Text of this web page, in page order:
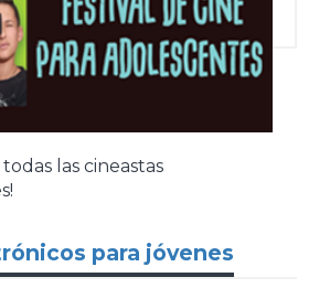
las cineastas
para jóvenes